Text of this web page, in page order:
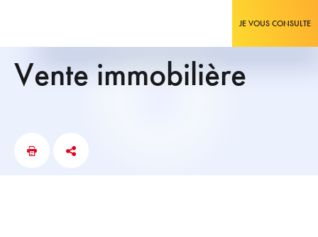
JE VOUS CONSULTE
vente immobilière